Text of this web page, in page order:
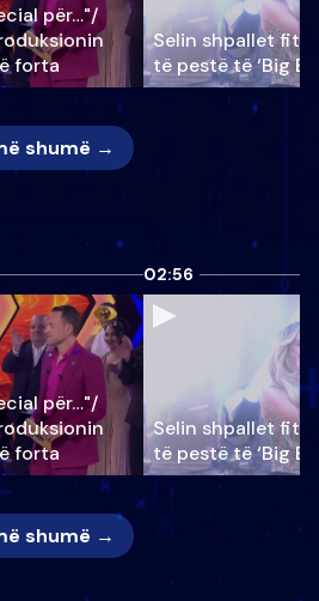
për…"/
forta
Selin shpallet
të pestë të ‘Big
shumë →
për…"/
forta
02:56
Selin shpallet
të pestë të ‘Big
shumë →